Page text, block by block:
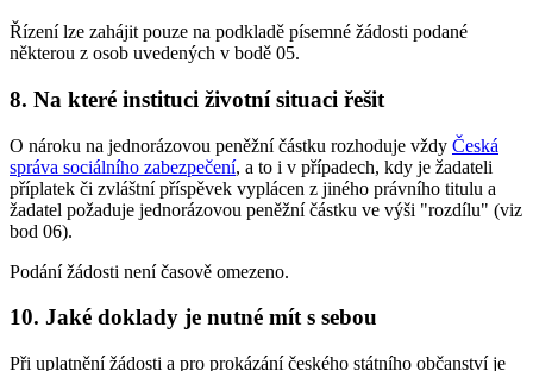
Řízení lze zahájit pouze na podkladě písemné žádosti podané
některou z osob uvedených v bodě 05.
8. Na které instituci životní situaci řešit
O nároku na jednorázovou peněžní částku rozhoduje vždy Česká
správa sociálního zabezpečení, a to i v případech, kdy je žadateli
příplatek či zvláštní příspěvek vyplácen z jiného právního titulu a
žadatel požaduje jednorázovou peněžní částku ve výši "rozdílu" (viz
bod 06).
Podání žádosti není časově omezeno.
10. Jaké doklady je nutné mít s sebou
Při uplatnění žádosti a pro prokázání českého státního občanství je